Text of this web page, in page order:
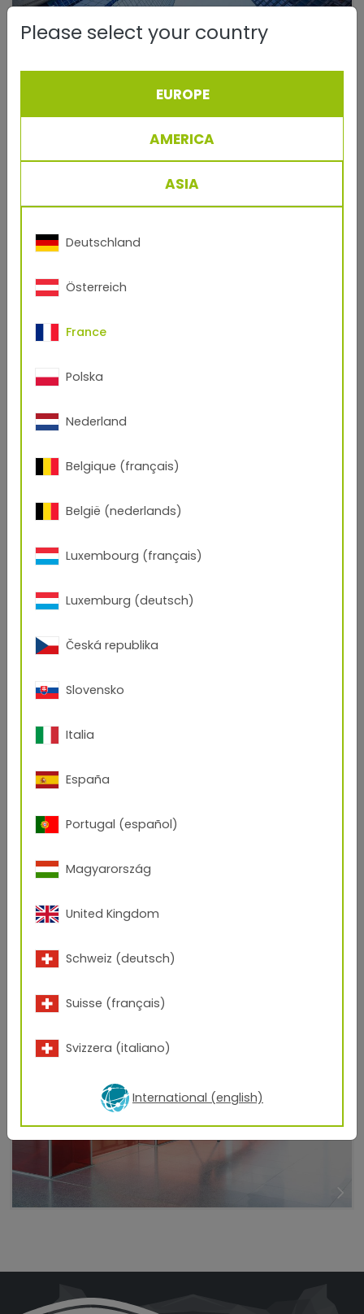
Transportation
meubles et équipements
Sous-traitance
Substrats spéciaux
Please select your country
EUROPE
AMERICA
ASIA
Deutschland
Österreich
France
Polska
Nederland
Belgique (français)
België (nederlands)
Luxembourg (français)
Luxemburg (deutsch)
Česká republika
Slovensko
Italia
España
Portugal (español)
Magyarország
United Kingdom
Schweiz (deutsch)
Suisse (français)
Svizzera (italiano)
International (english)